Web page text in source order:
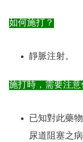
如何施打？
靜脈注射。
施打時，需要注意
已知對此藥
尿道阻塞之